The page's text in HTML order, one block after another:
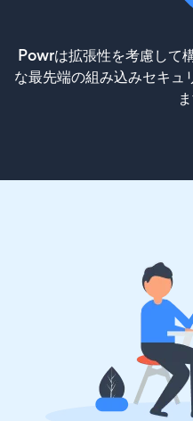
Powrは拡張性を考慮して
な最先端の組み込みセキュ